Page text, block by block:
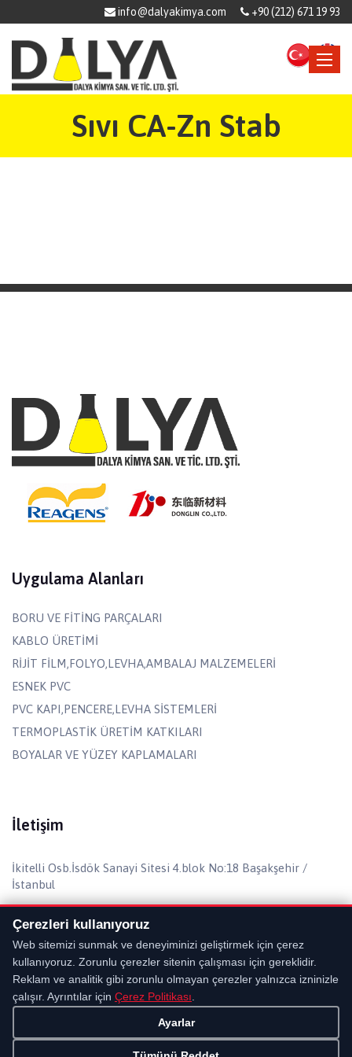
info@dalyakimya.com +90 (212) 671 19 93
Toggle
Sıvı CA-Zn Stab
Uygulama Alanları
BORU VE FİTİNG PARÇALARI
KABLO ÜRETİMİ
RİJİT FİLM,FOLYO,LEVHA,AMBALAJ MALZEMELERİ
ESNEK PVC
PVC KAPI,PENCERE,LEVHA SİSTEMLERİ
TERMOPLASTİK ÜRETİM KATKILARI
BOYALAR VE YÜZEY KAPLAMALARI
İletişim
İkitelli Osb.İsdök Sanayi Sitesi 4.blok No:18 Başakşehir /
İstanbul
Faks: +90 (212) 671 19 94
Email: info@dalyakimya.com
Çerezleri kullanıyoruz
Web sitemizi sunmak ve deneyiminizi geliştirmek için çerez
kullanıyoruz. Zorunlu çerezler sitenin çalışması için gereklidir.
Reklam ve analitik gibi zorunlu olmayan çerezler yalnızca izninizle
çalışır. Ayrıntılar için Çerez Politikası.
Ayarlar